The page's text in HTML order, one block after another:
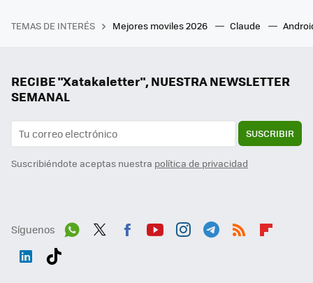
TEMAS DE INTERÉS Mejores moviles 2026 Claude
RECIBE "Xatakaletter", NUESTRA NEWSLETTER
SEMANAL
SUSCRIBIR
Suscribiéndote aceptas nuestra política de privacidad
Síguenos